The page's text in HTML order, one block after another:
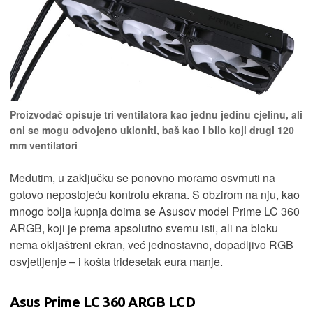
Proizvođač opisuje tri ventilatora kao jednu jedinu cjelinu, ali
oni se mogu odvojeno ukloniti, baš kao i bilo koji drugi 120
mm ventilatori
Međutim, u zaključku se ponovno moramo osvrnuti na
gotovo nepostojeću kontrolu ekrana. S obzirom na nju, kao
mnogo bolja kupnja doima se Asusov model Prime LC 360
ARGB, koji je prema apsolutno svemu isti, ali na bloku
nema okljaštreni ekran, već jednostavno, dopadljivo RGB
osvjetljenje – i košta tridesetak eura manje.
Asus Prime LC 360 ARGB LCD